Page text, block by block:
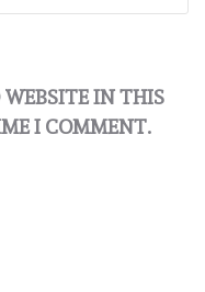
WEBSITE IN THIS
I COMMENT.